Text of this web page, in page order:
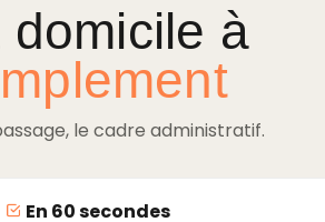
à
le cadre administratif.
En 60 secondes